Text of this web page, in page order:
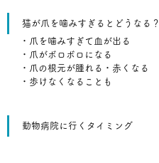
猫が爪を噛みすぎるとどうなる？
・爪を噛みすぎて血が出る
・爪がボロボロになる
・爪の根元が腫れる・赤くなる
・歩けなくなることも
動物病院に行くタイミング